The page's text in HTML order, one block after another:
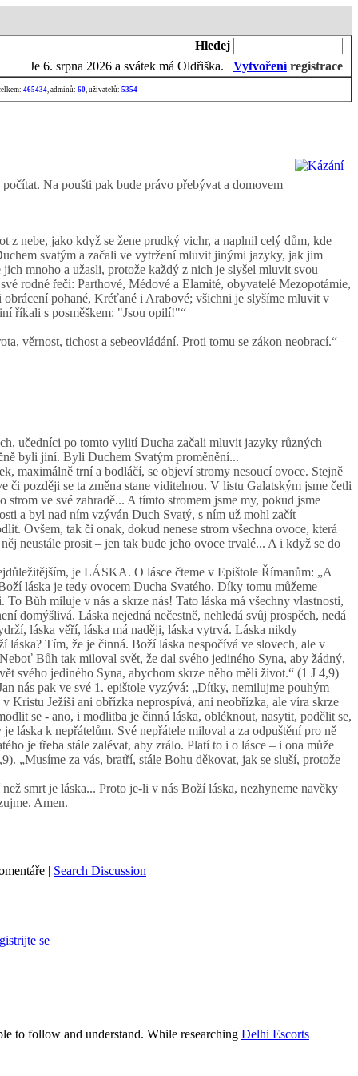
Hledej
Je 6. srpna 2026 a svátek má Oldřiška. Vytvořeníregistrace
465434, adminů: 60, uživatelů: 5354
Na poušti pak bude právo přebývat a domovem
z nebe, jako když se žene prudký vichr, a naplnil celý dům, kde
svatým a začali ve vytržení mluvit jinými jazyky, jak jim
mnoho a užasli, protože každý z nich je slyšel mluvit svou
rodné řeči: Parthové, Médové a Elamité, obyvatelé Mezopotámie,
pohané, Kréťané i Arabové; všichni je slyšíme mluvit v
říkali s posměškem: "Jsou opilí!"“
věrnost, tichost a sebeovládání. Proti tomu se zákon neobrací.“
učedníci po tomto vylití Ducha začali mluvit jazyky různých
byli jiní. Byli Duchem Svatým proměnění...
maximálně trní a bodláčí, se objeví stromy nesoucí ovoce. Stejně
později se ta změna stane viditelnou. V listu Galatským jsme četli
ve své zahradě... A tímto stromem jsme my, pokud jsme
a byl nad ním vzýván Duch Svatý, s ním už mohl začít
Ovšem, tak či onak, dokud nenese strom všechna ovoce, která
neustále prosit – jen tak bude jeho ovoce trvalé... A i když se do
je LÁSKA. O lásce čteme v Epištole Římanům: „A
láska je tedy ovocem Ducha Svatého. Díky tomu můžeme
Bůh miluje v nás a skrze nás! Tato láska má všechny vlastnosti,
domýšlivá. Láska nejedná nečestně, nehledá svůj prospěch, nedá
láska věří, láska má naději, láska vytrvá. Láska nikdy
Tím, že je činná. Boží láska nespočívá ve slovech, ale v
Bůh tak miloval svět, že dal svého jediného Syna, aby žádný,
svého jediného Syna, abychom skrze něho měli život.“ (1 J 4,9)
nás pak ve své 1. epištole vyzývá: „Dítky, nemilujme pouhým
Ježíši ani obřízka neprospívá, ani neobřízka, ale víra skrze
se - ano, i modlitba je činná láska, obléknout, nasytit, podělit se,
láska k nepřátelům. Své nepřátele miloval a za odpuštění pro ně
je třeba stále zalévat, aby zrálo. Platí to i o lásce – i ona může
„Musíme za vás, bratří, stále Bohu děkovat, jak se sluší, protože
smrt je láska... Proto je-li v nás Boží láska, nezhyneme navěky
Amen.
| Search Discussion
se
to follow and understand. While researching Delhi Escorts